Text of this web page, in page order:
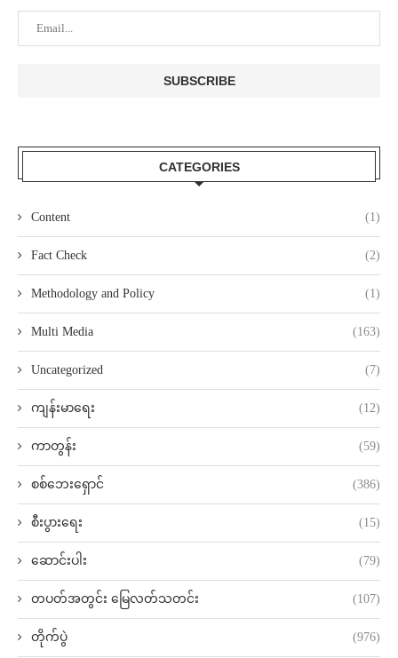
CATEGORIES
Content (1)
Fact Check (2)
Methodology and Policy (1)
Multi Media (163)
Uncategorized (7)
ကျန်းမာရေး (12)
ကာတွန်း (59)
စစ်ဘေးရှောင် (386)
စီးပွားရေး (15)
ဆောင်းပါး (79)
တပတ်အတွင်း မြေလတ်သတင်း (107)
တိုက်ပွဲ (976)